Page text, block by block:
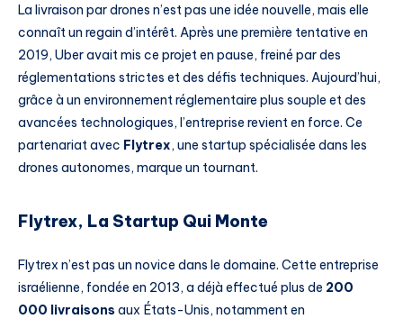
La livraison par drones n’est pas une idée nouvelle, mais elle
connaît un regain d’intérêt. Après une première tentative en
2019, Uber avait mis ce projet en pause, freiné par des
réglementations strictes et des défis techniques. Aujourd’hui,
grâce à un environnement réglementaire plus souple et des
avancées technologiques, l’entreprise revient en force. Ce
partenariat avec Flytrex, une startup spécialisée dans les
drones autonomes, marque un tournant.
Flytrex, La Startup Qui Monte
Flytrex n’est pas un novice dans le domaine. Cette entreprise
israélienne, fondée en 2013, a déjà effectué plus de 200
000 livraisons aux États-Unis, notamment en